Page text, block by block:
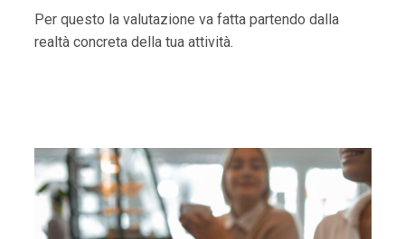
Per questo la valutazione va fatta partendo dalla
realtà concreta della tua attività.